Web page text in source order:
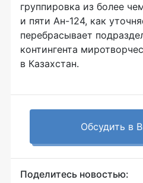
группировка из более
и пяти Ан-124, как
перебрасывает
контингента
в Казахстан.
Обсудить в
Поделитесь новостью: